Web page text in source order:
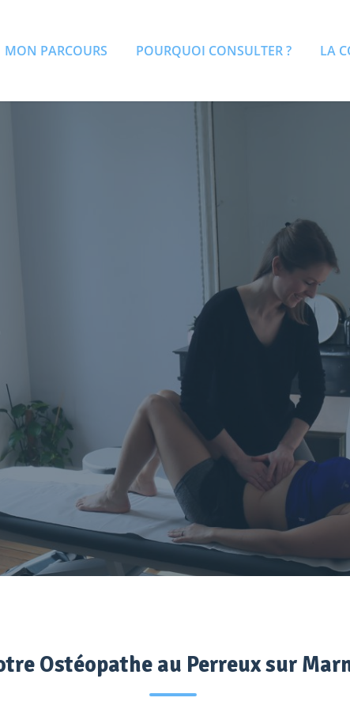
MON PARCOURS POURQUOI CONSULTER ? LA
Ostéopathe au Perreux sur